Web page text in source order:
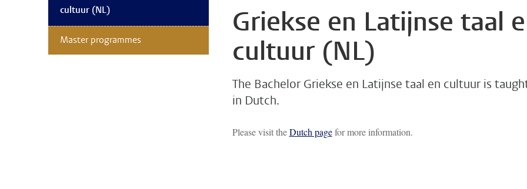
Griekse en Latijnse taal
cultuur (NL)
The Bachelor Griekse en Latijnse taal en cultuur is
in Dutch.
Please visit theDutch pagefor more information.
cultuur (NL)
Master programmes